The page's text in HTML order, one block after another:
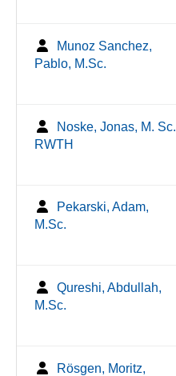
Munoz Sanchez,
Pablo, M.Sc.
Noske, Jonas, M. Sc.
RWTH
Pekarski, Adam,
M.Sc.
Qureshi, Abdullah,
M.Sc.
Rösgen, Moritz,